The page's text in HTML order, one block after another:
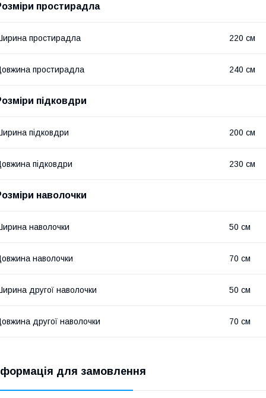
простирадла
простирадла 220 см
простирадла 240 см
підковдри
підковдри 200 см
підковдри 230 см
наволочки
наволочки 50 см
наволочки 70 см
другої наволочки 50 см
другої наволочки 70 см
для замовлення